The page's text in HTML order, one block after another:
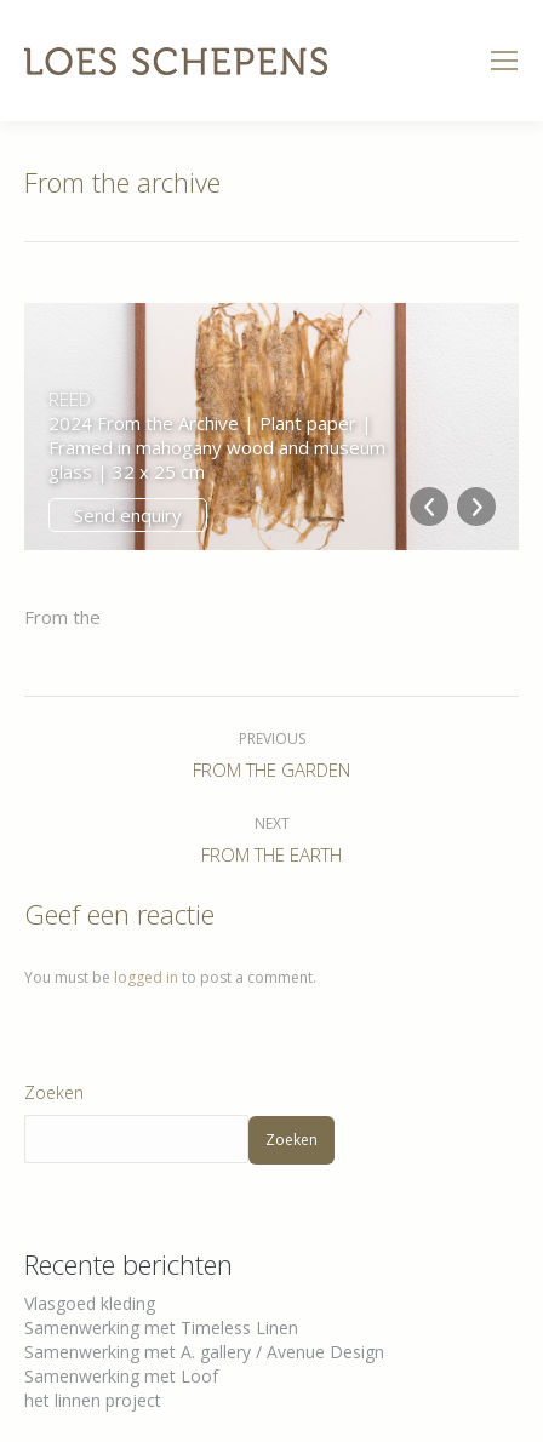
From the archive
REED
2024 From the Archive | Plant paper |
Framed in mahogany wood and museum
glass | 32 x 25 cm
Send enquiry
From the
PREVIOUS
Previous
FROM THE GARDEN
NEXT
Next
FROM THE EARTH
Geef een reactie
You must be logged in to post a comment.
Zoeken
Zoeken
Recente berichten
Vlasgoed kleding
Samenwerking met Timeless Linen
Samenwerking met A. gallery / Avenue Design
Samenwerking met Loof
het linnen project